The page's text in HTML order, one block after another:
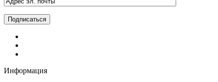
Информация